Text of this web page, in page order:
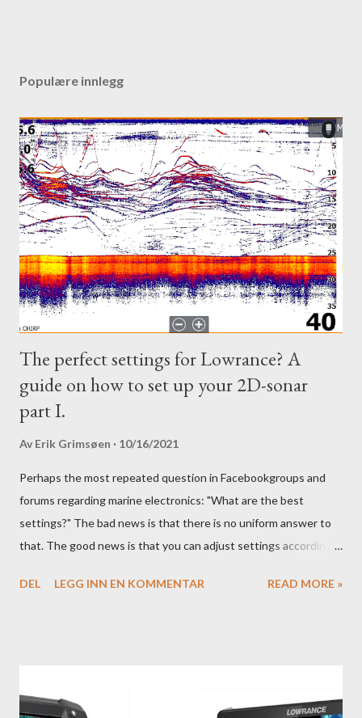
Populære innlegg
The perfect settings for Lowrance? A
guide on how to set up your 2D-sonar
part I.
Av Erik Grimsøen 10/16/2021
Perhaps the most repeated question in Facebookgroups and
forums regarding marine electronics: "What are the best
settings?" The bad news is that there is no uniform answer to
that. The good news is that you can adjust settings according
you should tweak and why. Here is part 1 of our guide to get the
DEL LEGG INN EN KOMMENTAR READ MORE »